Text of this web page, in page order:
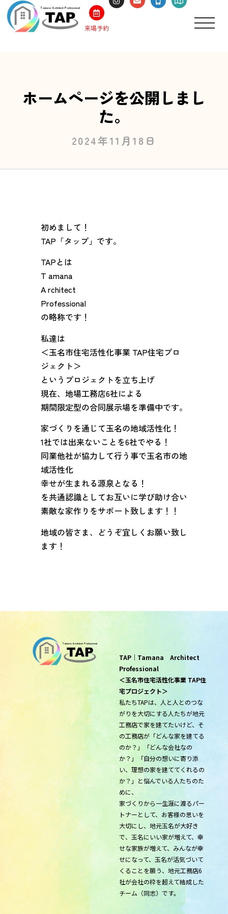
来場予約
ホームページを公開しまし
た。
2024年11月18日
初めまして！
TAP「タップ」です。
TAPとは
T amana
A rchitect
Professional
の略称です！
私達は
＜玉名市住宅活性化事業 TAP住宅プロ
ジェクト＞
というプロジェクトを立ち上げ
現在、地場工務店6社による
期間限定型の合同展示場を準備中です。
家づくりを通じて玉名の地域活性化！
1社では出来ないことを6社でやる！
同業他社が協力して行う事で玉名市の地
域活性化
幸せが生まれる源泉となる！
を共通認識としてお互いに学び助け合い
素敵な家作りをサポート致します！！
地域の皆さま、どうぞ宜しくお願い致し
ます！
TAP｜Tamana Architect
Professional
＜玉名市住宅活性化事業 TAP住
宅プロジェクト＞
私たちTAPは、人と人とのつな
がりを大切にする人たちが地元
工務店で家を建てたいけど、そ
の工務店が「どんな家を建てる
のか？」「どんな会社なの
か？」「自分の想いに寄り添
い、理想の家を建ててくれるの
か？」と悩んでいる人たちのた
めに、
家づくりから一生涯に渡るパー
トナーとして、お客様の思いを
大切にし、地元玉名が大好き
で、玉名にいい家が増えて、幸
せな家族が増えて、みんなが幸
せになって、玉名が活気づいて
くることを願う、地元工務店6
社が会社の枠を超えて結成した
チーム（同志）です。